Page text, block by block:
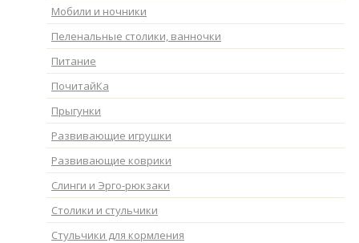
Мобили и ночники
Пеленальные столики, ванночки
Питание
ПочитайКа
Прыгунки
Развивающие игрушки
Развивающие коврики
Слинги и Эрго-рюкзаки
Столики и стульчики
Стульчики для кормления